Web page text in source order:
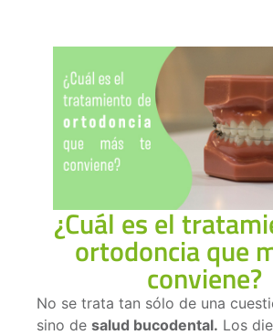
¿Cuál es el
ortodoncia que
conviene?
No se trata tan sólo de una
sino de salud bucodental. Los